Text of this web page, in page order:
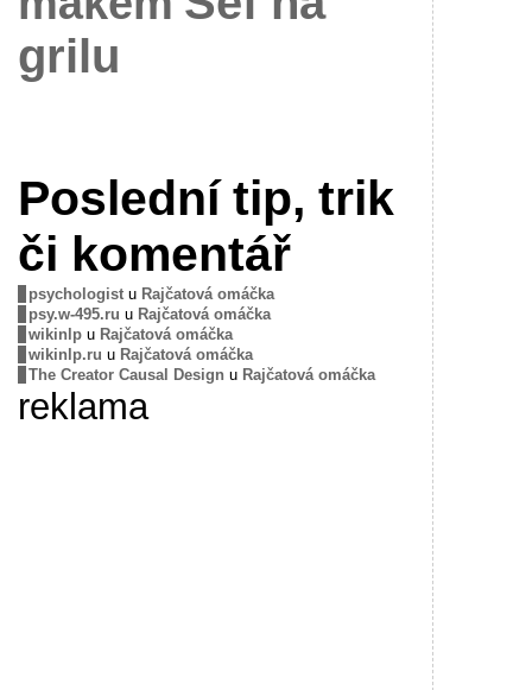
grilu
Poslední tip, trik
či komentář
psychologistu Rajčatová omáčka
psy.w-495.ru u Rajčatová omáčka
wikinlpu Rajčatová omáčka
wikinlp.ru u Rajčatová omáčka
The Creator Causal Design u Rajčatová omáčka
reklama